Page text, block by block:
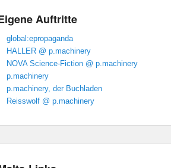
Auftritte
global:epropaganda
HALLER @ p.machinery
NOVA Science-Fiction @ p.machinery
p.machinery
p.machinery, der Buchladen
Reisswolf @ p.machinery